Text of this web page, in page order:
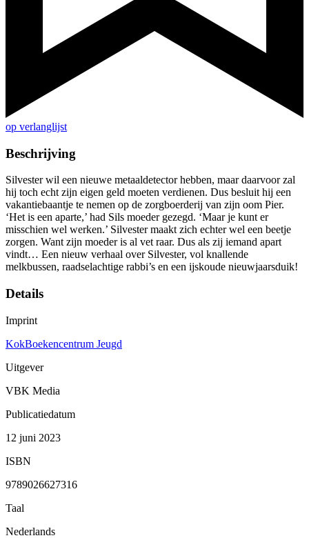
op verlanglijst
Beschrijving
Silvester wil een nieuwe metaaldetector hebben, maar daarvoor zal
hij toch echt zijn eigen geld moeten verdienen. Dus besluit hij een
vakantiebaantje te nemen op de zorgboerderij van zijn oom Pier.
‘Het is een aparte,’ had Sils moeder gezegd. ‘Maar je kunt er
misschien wel werken.’ Silvester maakt zich echter wel een beetje
zorgen. Want zijn moeder is al vet raar. Dus als zij iemand apart
vindt… Een nieuw verhaal over Silvester, vol knallende
melkbussen, raadselachtige rabbi’s en een ijskoude nieuwjaarsduik!
Details
Imprint
KokBoekencentrum Jeugd
Uitgever
VBK Media
Publicatiedatum
12 juni 2023
ISBN
9789026627316
Taal
Nederlands